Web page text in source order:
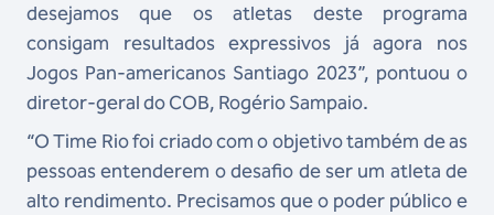
desejamos que os atletas deste programa
consigam resultados expressivos já agora nos
Jogos Pan-americanos Santiago 2023”, pontuou o
diretor-geral do COB, Rogério Sampaio.
“O Time Rio foi criado com o objetivo também de as
pessoas entenderem o desafio de ser um atleta de
alto rendimento. Precisamos que o poder público e